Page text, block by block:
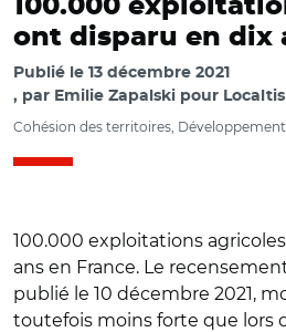
100.000
ont disparu en dix
Publié le 13 décembre 2021
par Emilie Zapalski pour Localtis
Cohésion des territoires,
100.000 exploitations
ans en France. Le
publié le 10 décembre 2021,
toutefois moins forte que lors